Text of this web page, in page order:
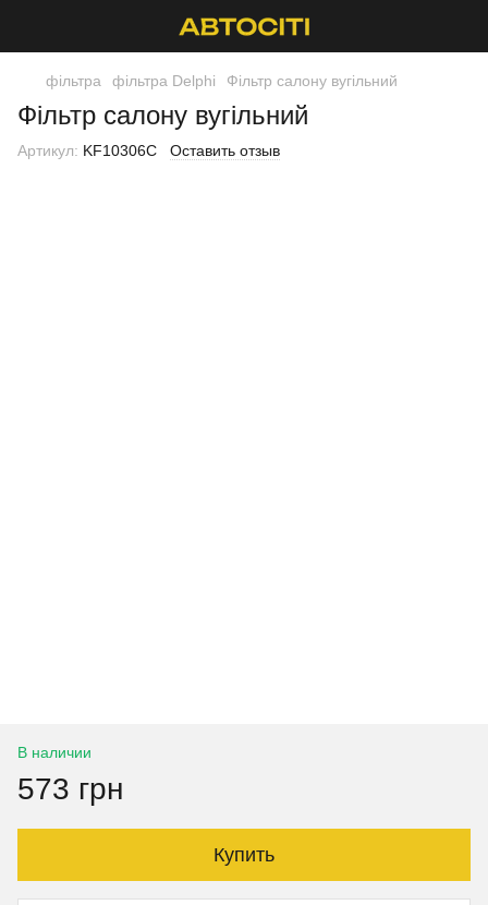
фільтра фільтра Delphi Фільтр салону вугільний
Фільтр салону вугільний
Артикул: KF10306C Оставить отзыв
В наличии
573 грн
Купить